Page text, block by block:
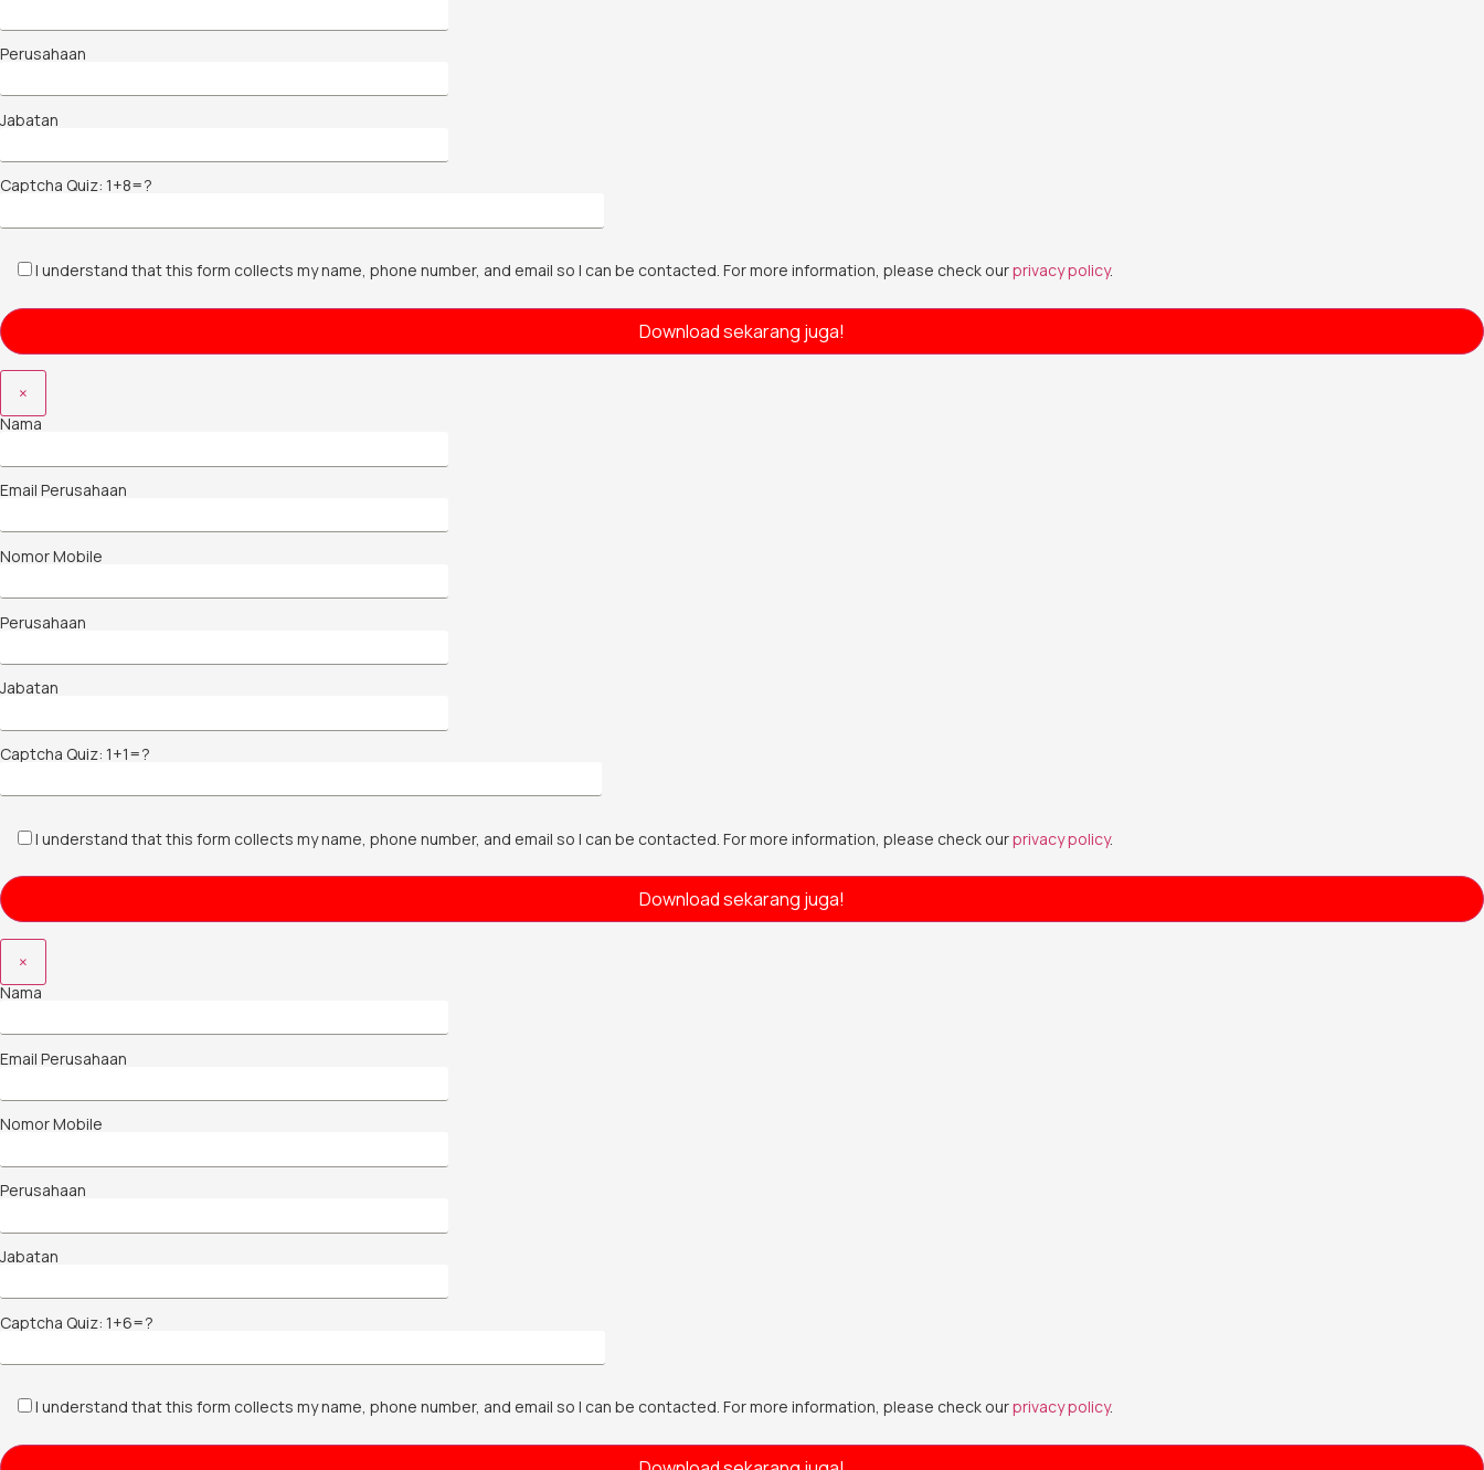
Perusahaan
Jabatan
Captcha Quiz: 1+8=?
I understand that this form collects my name, phone number, and email so I can be contacted. For more information, please check ourprivacy policy.
×
Nama
Email Perusahaan
Nomor Mobile
Perusahaan
Jabatan
Captcha Quiz: 1+1=?
I understand that this form collects my name, phone number, and email so I can be contacted. For more information, please check ourprivacy policy.
×
Nama
Email Perusahaan
Nomor Mobile
Perusahaan
Jabatan
Captcha Quiz: 1+6=?
I understand that this form collects my name, phone number, and email so I can be contacted. For more information, please check ourprivacy policy.